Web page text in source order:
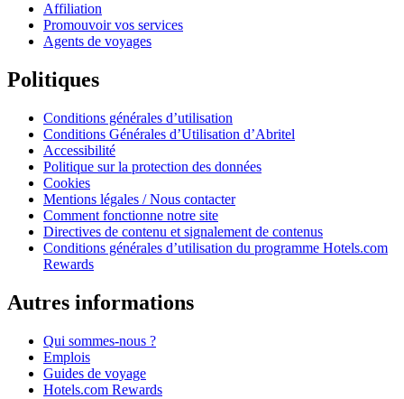
Affiliation
Promouvoir vos services
Agents de voyages
Politiques
Conditions générales d’utilisation
Conditions Générales d’Utilisation d’Abritel
Accessibilité
Politique sur la protection des données
Cookies
Mentions légales / Nous contacter
Comment fonctionne notre site
Directives de contenu et signalement de contenus
Conditions générales d’utilisation du programme Hotels.com
Rewards
Autres informations
Qui sommes-nous ?
Emplois
Guides de voyage
Hotels.com Rewards